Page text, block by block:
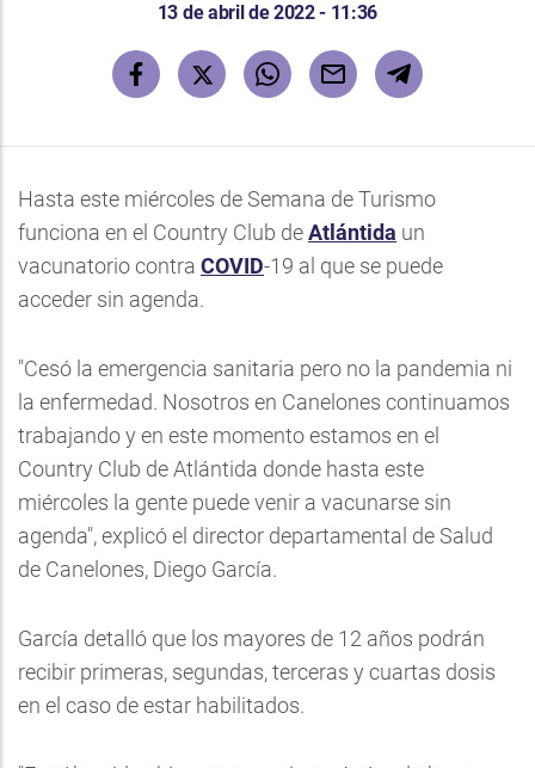
13 de abril de 2022 - 11:36
Hasta este miércoles de Semana de Turismo
funciona en el Country Club deAtlántida un
vacunatorio contra COVID-19 al que se puede
acceder sin agenda.
"Cesó la emergencia sanitaria pero no la pandemia ni
la enfermedad. Nosotros en Canelones continuamos
trabajando y en este momento estamos en el
Country Club de Atlántida donde hasta este
miércoles la gente puede venir a vacunarse sin
agenda", explicó el director departamental de Salud
de Canelones, Diego García.
García detalló que los mayores de 12 años podrán
recibir primeras, segundas, terceras y cuartas dosis
en el caso de estar habilitados.